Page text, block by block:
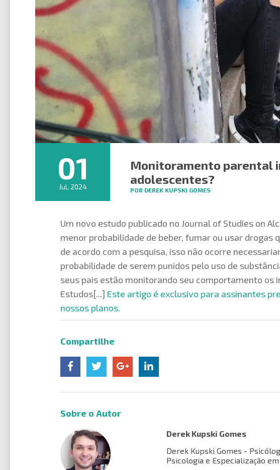
01
Jul, 2024
Monitoramento parental
adolescentes?
POR DEREK KUPSKI GOMES
Um novo estudo publicado no Journal of Studies on
menor probabilidade de beber, fumar ou usar drogas
de acordo com a pesquisa, isso não ocorre
probabilidade de serem punidos pelo uso de
seus pais estão monitorando seu comportamento os
Estudos[...] Este artigo é exclusivo para assinantes
nossos planos.
Compartilhe
Sobre o Autor
Derek Kupski Gomes
Derek Kupski Gomes -
Psicologia e Especialização